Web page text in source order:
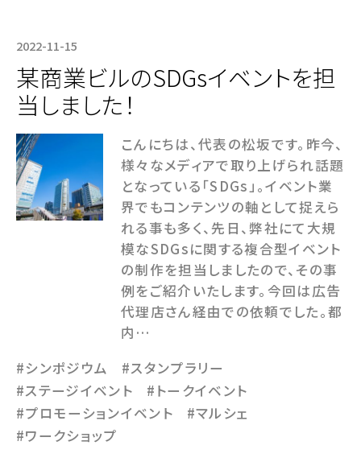
2022-11-15
某商業ビルのSDGsイベントを担
当しました！
こんにちは、代表の松坂です。昨今、
様々なメディアで取り上げられ話題
となっている「SDGs」。イベント業
界でもコンテンツの軸として捉えら
れる事も多く、先日、弊社にて大規
模なSDGsに関する複合型イベント
の制作を担当しましたので、その事
例をご紹介いたします。今回は広告
代理店さん経由での依頼でした。都
内…
#シンポジウム
#スタンプラリー
#ステージイベント
#トークイベント
#プロモーションイベント
#マルシェ
#ワークショップ